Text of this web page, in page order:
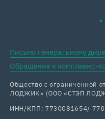
Письмо генеральному
Обращение к комплаенс-
Общество с ограниченной
ЛОДЖИК» (ООО «СТЭП
ИНН/КПП: 7730081654/